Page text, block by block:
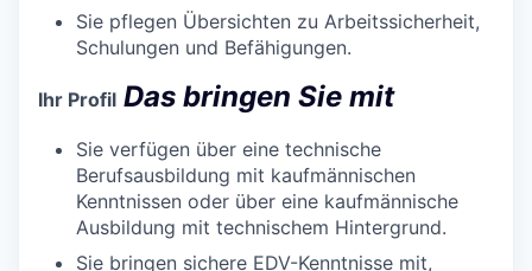
Sie pflegen Übersichten zu Arbeitssicherheit,
Schulungen und Befähigungen.
Ihr Profil Das bringen Sie mit
Sie verfügen über eine technische
Berufsausbildung mit kaufmännischen
Kenntnissen oder über eine kaufmännische
Ausbildung mit technischem Hintergrund.
Sie bringen sichere EDV-Kenntnisse mit,